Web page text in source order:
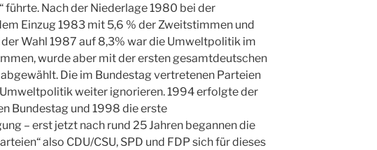
führte. Nach der Niederlage 1980 bei der
Einzug 1983 mit 5,6 % der Zweitstimmen und
Wahl 1987 auf 8,3% war die Umweltpolitik im
wurde aber mit der ersten gesamtdeutschen
Die im Bundestag vertretenen Parteien
weiter ignorieren. 1994 erfolgte der
Bundestag und 1998 die erste
– erst jetzt nach rund 25 Jahren begannen die
also CDU/CSU, SPD und FDP sich für dieses